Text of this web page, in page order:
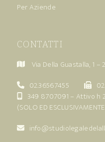
Per Aziende
CONTATTI
Via Della Guastalla, 1 –
02.36567455
349 8707091 – Attivo h
(SOLO ED